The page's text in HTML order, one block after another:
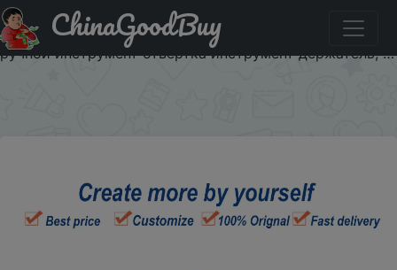
Придбати 1 шт Магнитный браслет наручный ремень
Набор для электрика ремонт инструмента сумка
ручной инструмент отвертка инструмент держатель, …
ChinaGoodBuy